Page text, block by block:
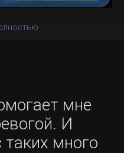
мне
И
таких много